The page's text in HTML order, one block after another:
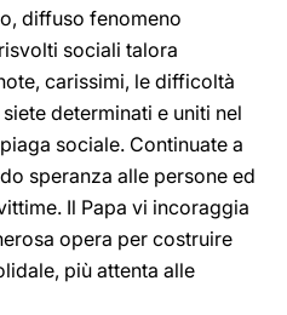
diffuso fenomeno
sociali talora
carissimi, le difficoltà
determinati e uniti nel
sociale. Continuate a
speranza alle persone ed
Il Papa vi incoraggia
opera per costruire
più attenta alle